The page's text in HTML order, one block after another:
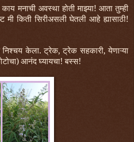
मनाची अवस्था होती माझ्या! आता तुम्ही
मी किती सिरीअसली घेतली आहे ह्यासाठी!
केला. ट्रेक, ट्रेक सहकारी, येणाऱ्या
आनंद घ्यायचा! बस्स!